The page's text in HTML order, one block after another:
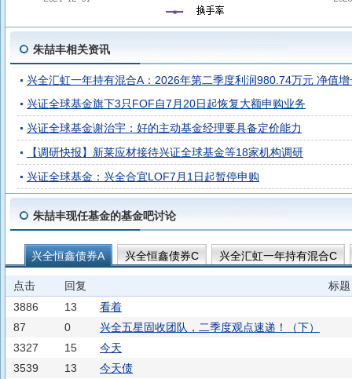
朱喆丰相关资讯
兴全汇虹一年持有混合A：2026年第二季度利润980.74万元 净值
兴证全球基金旗下3只FOF自7月20日起恢复大额申购业务
兴证全球基金谢治宇：好的主动基金经理要具备定价能力
【调研快报】新莱应材接待兴证全球基金等18家机构调研
兴证全球基金：兴全合宜LOF7月1日起暂停申购
朱喆丰现任基金的基金吧讨论
兴全恒鑫债券A 兴全恒鑫债券C 兴全汇虹一年持有混合C
点击 回复
标题
3886
13
看着
87
0
兴全五星固收团队，二季度观点速递！（下）
3327
15
今天
3539
13 今天债